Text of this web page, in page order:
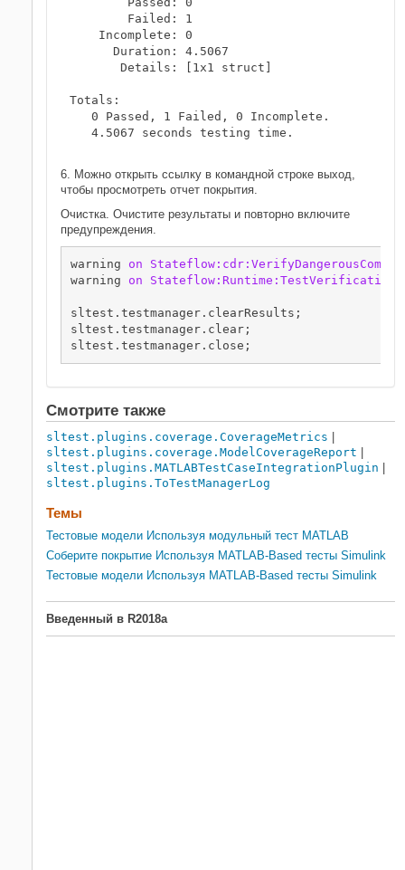
        Failed: 1
    Incomplete: 0
      Duration: 4.5067
       Details: [1x1 struct]
Totals:
   0 Passed, 1 Failed, 0 Incomplete.
   4.5067 seconds testing time.
6. Можно открыть ссылку в командной строке выход,
чтобы просмотреть отчет покрытия.
Очистка. Очистите результаты и повторно включите
предупреждения.
warning on
warning on
sltest.testmanager.clearResults;
sltest.testmanager.clear;
sltest.testmanager.close;
Смотрите также
sltest.plugins.coverage.CoverageMetrics
sltest.plugins.coverage.ModelCoverageReport
sltest.plugins.MATLABTestCaseIntegrationPlugin
sltest.plugins.ToTestManagerLog
Темы
Тестовые модели Используя модульный тест MATLAB
Соберите покрытие Используя MATLAB-Based тесты Simulink
Тестовые модели Используя MATLAB-Based тесты Simulink
Введенный в R2018a